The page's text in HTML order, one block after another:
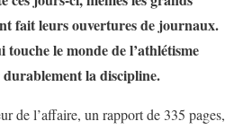
fait leurs ouvertures de journaux.
touche le monde de l’athlétisme
la discipline.
de l’affaire, un rapport de 335 pages,